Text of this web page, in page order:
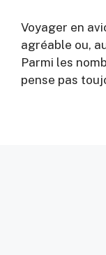
Voyager en
agréable ou,
Parmi les
pense pas